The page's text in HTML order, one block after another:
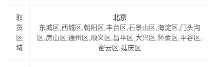
取
货
区
域
北京
东城区,西城区,朝阳区,丰台区,石景山区,海淀区,门头沟
区,房山区,通州区,顺义区,昌平区,大兴区,怀柔区,平谷区,
密云区,延庆区